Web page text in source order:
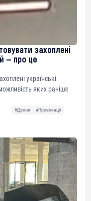
захоплені
— про це
українські
яких раніше
#Дрони
#Провокації